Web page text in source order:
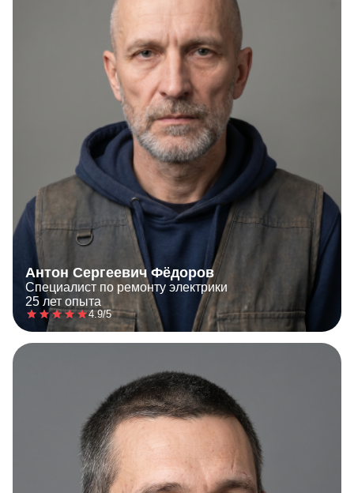
Антон Сергеевич Фёдоров
Специалист по ремонту электрики
25 лет опыта
4.9/5